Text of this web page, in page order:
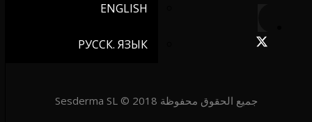
ENGLISH
РУССК. ЯЗЫК
جميع الحقوق محفوظة Sesderma SL © 2018